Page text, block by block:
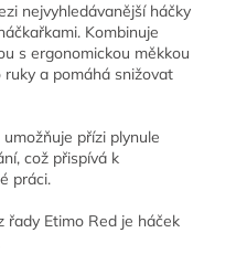
nejvyhledávanější háčky
Kombinuje
s ergonomickou měkkou
a pomáhá snižovat
přízi plynule
což přispívá k
práci.
řady Etimo Red je háček